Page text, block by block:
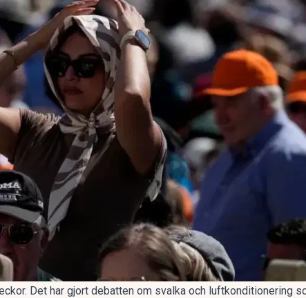
Det har gjort debatten om svalka och luftkonditionering